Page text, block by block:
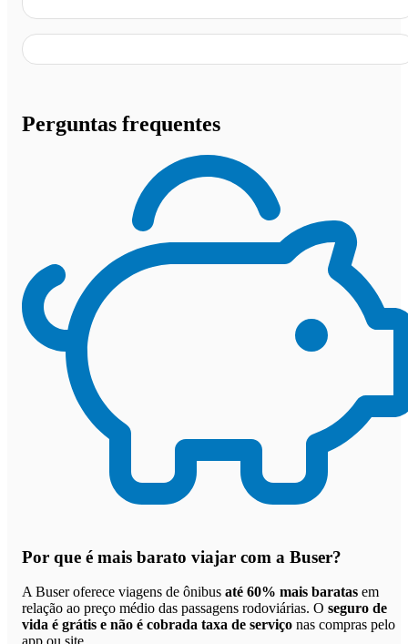
Perguntas frequentes
Por que é mais barato viajar com a Buser?
A Buser oferece viagens de ônibus até 60% mais baratas em
relação ao preço médio das passagens rodoviárias. O seguro de
vida é grátis e não é cobrada taxa de serviço nas compras pelo